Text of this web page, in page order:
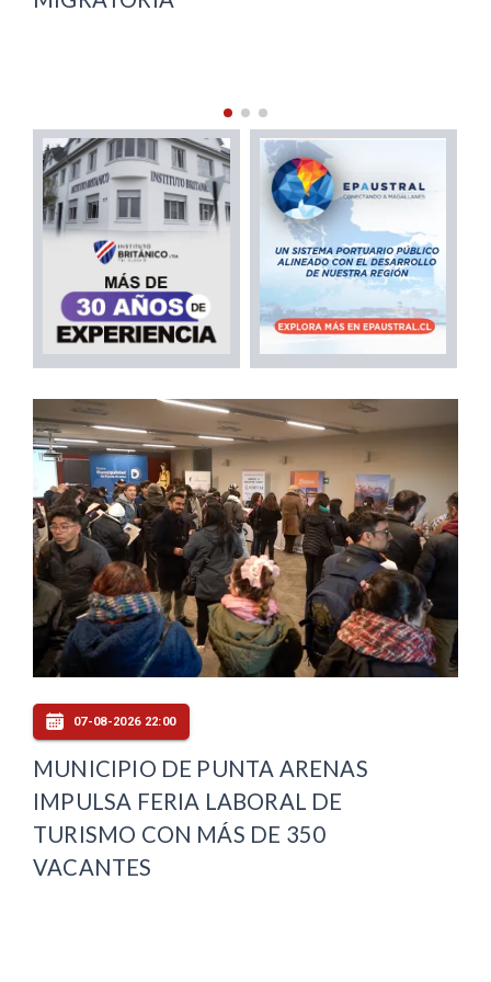
07-08-2026 22:00
MUNICIPIO DE PUNTA ARENAS
IMPULSA FERIA LABORAL DE
TURISMO CON MÁS DE 350
VACANTES